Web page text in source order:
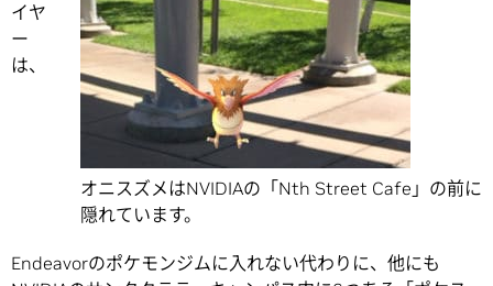
オニスズメはNVIDIAの「Nth Street Cafe」の前に
隠れています。
イヤ
ー
は、
Endeavorのポケモンジムに入れない代わりに、他にも